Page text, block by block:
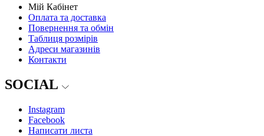
Мій Кабінет
Оплата та доставка
Повернення та обмін
Таблиця розмірів
Адреси магазинів
Контакти
SOCIAL
Instagram
Facebook
Написати листа